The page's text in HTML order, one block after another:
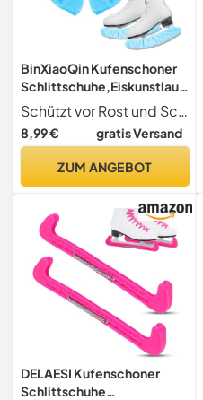
BinXiaoQin Kufenschoner
Schlittschuhe,Eiskunstlauf
Zubehör
Kinder,Schlittschuhschone
r Damen,Schlittschuh
Eislaufschuhe,Schlittschuh
Herren,Schlittschuh Schutz
Eiskunstlauf(Blau)
Schützt vor Rost und Schäden Unser hochsaugfähiges Mikrofasergewebe nimmt Feuchtigkeit sofort auf und hält Ihre Kufen trocken. Die robuste Nylon-Unterseite schützt zudem vor Stößen und Kratzern für langanhaltende Schärfe und einen einwandfreien Zustand Ihrer Schlittschuhe.
8,99 € gratis Versand
ZUM ANGEBOT
DELAESI Kufenschoner
Schlittschuhe